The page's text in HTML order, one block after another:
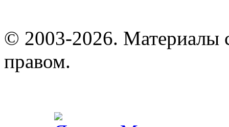
© 2003-2026. Материалы
правом.